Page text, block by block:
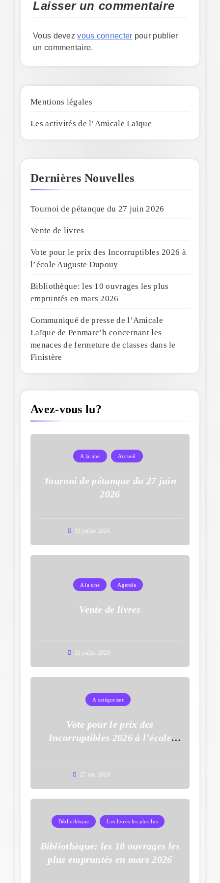
Laisser un commentaire
Vous devezvous connecter pour publier
un commentaire.
Mentions légales
Les activités de l’Amicale Laïque
Dernières Nouvelles
Tournoi de pétanque du 27 juin 2026
Vente de livres
Vote pour le prix des Incorruptibles 2026 à
l’école Auguste Dupouy
Bibliothèque: les 10 ouvrages les plus
empruntés en mars 2026
Communiqué de presse de l’Amicale
Laïque de Penmarc’h concernant les
menaces de fermeture de classes dans le
Finistère
Avez-vous lu?
A la une Accueil
Tournoi de pétanque du 27 juin
2026
13 juillet 2026
A la une Agenda
Vente de livres
11 juillet 2026
A catégoriser
Vote pour le prix des
Incorruptibles 2026 à l’école
27 mai 2026
Bibliothèque Les livres les plus lus
Bibliothèque: les 10 ouvrages les
plus empruntés en mars 2026